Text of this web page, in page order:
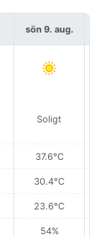
sön 9. aug.
Soligt
37.6°C
30.4°C
23.6°C
54%